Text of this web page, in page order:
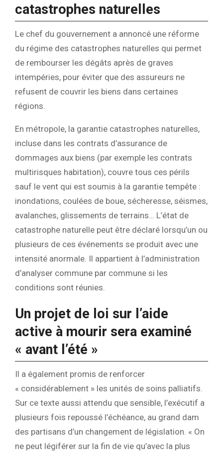
catastrophes naturelles
Le chef du gouvernement a annoncé une réforme
du régime des catastrophes naturelles qui permet
de rembourser les dégâts après de graves
intempéries, pour éviter que des assureurs ne
refusent de couvrir les biens dans certaines
régions.
En métropole, la garantie catastrophes naturelles,
incluse dans les contrats d’assurance de
dommages aux biens (par exemple les contrats
multirisques habitation), couvre tous ces périls
sauf le vent qui est soumis à la garantie tempête :
inondations, coulées de boue, sécheresse, séismes,
avalanches, glissements de terrains… L’état de
catastrophe naturelle peut être déclaré lorsqu’un ou
plusieurs de ces événements se produit avec une
intensité anormale. Il appartient à l’administration
d’analyser commune par commune si les
conditions sont réunies.
Un projet de loi sur l’aide
active à mourir sera examiné
« avant l’été »
Il a également promis de renforcer
« considérablement » les unités de soins palliatifs.
Sur ce texte aussi attendu que sensible, l’exécutif a
plusieurs fois repoussé l’échéance, au grand dam
des partisans d’un changement de législation. « On
ne peut légiférer sur la fin de vie qu’avec la plus